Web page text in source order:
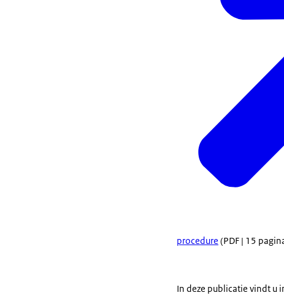
procedure (PDF | 15
In deze publicatie vindt u